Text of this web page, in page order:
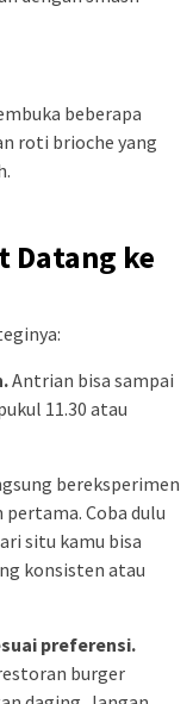
beberapa
roti brioche yang
Datang ke
Antrian bisa sampai
11.30 atau
bereksperimen
Coba dulu
situ kamu bisa
konsisten atau
preferensi.
burger